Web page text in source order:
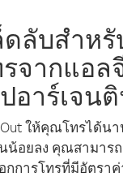
ดลับสำหรั
จากแอล
อาร์เจน
ให้คุณโทรได้น
น้อยลง คุณสามารถ
กการโทรที่มีอัตรา